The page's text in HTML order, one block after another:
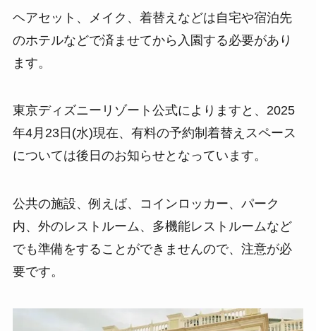
ヘアセット、メイク、着替えなどは自宅や宿泊先
のホテルなどで済ませてから入園する必要があり
ます。
東京ディズニーリゾート公式によりますと、2025
年4月23日(水)現在、有料の予約制着替えスペース
については後日のお知らせとなっています。
公共の施設、例えば、コインロッカー、パーク
内、外のレストルーム、多機能レストルームなど
でも準備をすることができませんので、注意が必
要です。